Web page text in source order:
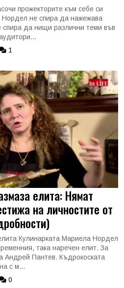
прожекторите към себе си
Нордел не спира да нажежава
спира да нищи различни теми във
1
елита: Нямат
на личностите от
Кулинарката Мариела Нордел
така наречен елит. За
Андрей Пантев. Къдрокоската
с м...
0